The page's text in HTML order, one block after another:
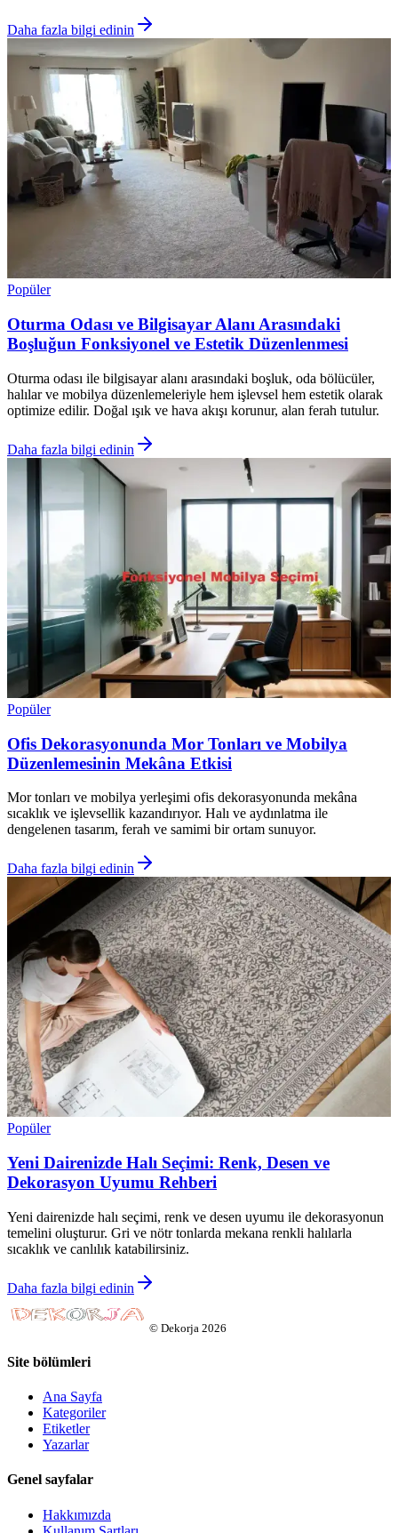
Daha fazla bilgi edinin
Popüler
Oturma Odası ve Bilgisayar Alanı Arasındaki
Boşluğun Fonksiyonel ve Estetik Düzenlenmesi
Oturma odası ile bilgisayar alanı arasındaki boşluk, oda bölücüler,
halılar ve mobilya düzenlemeleriyle hem işlevsel hem estetik olarak
optimize edilir. Doğal ışık ve hava akışı korunur, alan ferah tutulur.
Daha fazla bilgi edinin
Popüler
Ofis Dekorasyonunda Mor Tonları ve Mobilya
Düzenlemesinin Mekâna Etkisi
Mor tonları ve mobilya yerleşimi ofis dekorasyonunda mekâna
sıcaklık ve işlevsellik kazandırıyor. Halı ve aydınlatma ile
dengelenen tasarım, ferah ve samimi bir ortam sunuyor.
Daha fazla bilgi edinin
Popüler
Yeni Dairenizde Halı Seçimi: Renk, Desen ve
Dekorasyon Uyumu Rehberi
Yeni dairenizde halı seçimi, renk ve desen uyumu ile dekorasyonun
temelini oluşturur. Gri ve nötr tonlarda mekana renkli halılarla
sıcaklık ve canlılık katabilirsiniz.
Daha fazla bilgi edinin
© Dekorja 2026
Site bölümleri
Ana Sayfa
Kategoriler
Etiketler
Yazarlar
Genel sayfalar
Hakkımızda